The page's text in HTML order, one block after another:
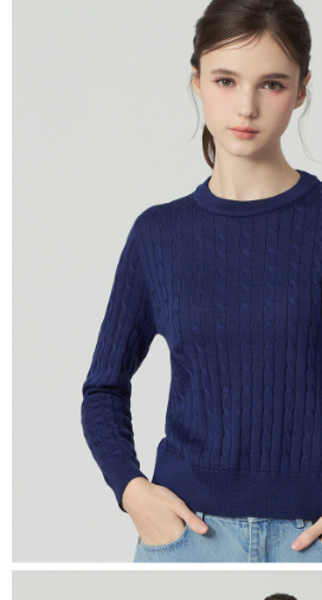
每筆NT$60，滿NT$1,200(含以上)免運費
每筆NT$60，滿NT$1,200(含以上)免運費
每筆NT$80，滿NT$1,200(含以上)免運費
每筆NT$80，滿NT$1,200(含以上)免運費